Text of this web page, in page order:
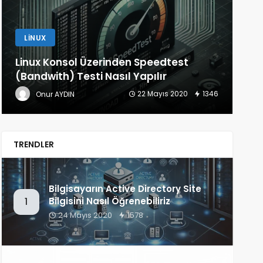
LINUX
Linux Konsol Üzerinden Speedtest
(Bandwith) Testi Nasıl Yapılır
Onur AYDIN 22 Mayıs 2020 1346
TRENDLER
1
Bilgisayarın Active Directory Site
Bilgisini Nasıl Öğrenebiliriz
24 Mayıs 2020 1578